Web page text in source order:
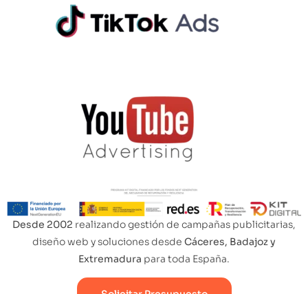
Desde 2002 realizando gestión de campañas publicitarias,
diseño web y soluciones desde Cáceres, Badajoz y
Extremadura para toda España.